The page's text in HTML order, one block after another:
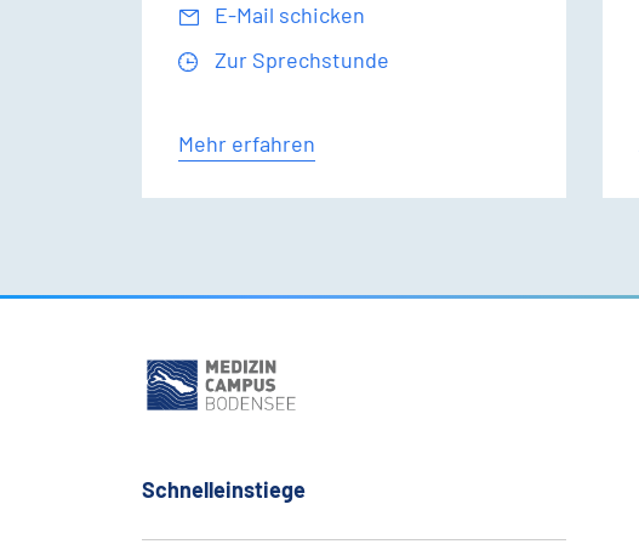
E-Mail schicken
Zur Sprechstunde
Mehr erfahren
Schnelleinstiege